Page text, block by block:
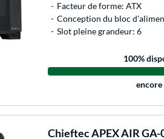
Facteur de forme: ATX
Conception du bloc
Slot pleine grandeur: 6
100%
encore
ChieftecAPEX AIR